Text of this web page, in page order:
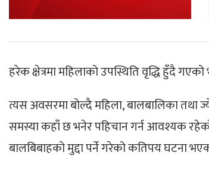
हरेकक्षेत्रमा महिलाको उपस्थिति वृद्धि हुँदै
त्यस अवसरमाबोल्दै महिला,बालबालिकातथा
समस्या कहाँ छ भनेर पहिचान गर्न आवश्यक
बालबिबाहको मुद्दा पर्ने गरेको कतिपय घटना